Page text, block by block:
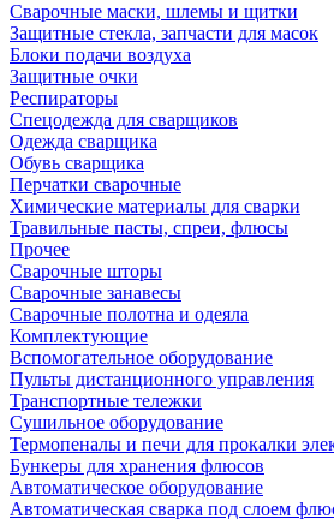
Сварочные маски, шлемы и щитки
Защитные стекла, запчасти для масок
Блоки подачи воздуха
Защитные очки
Респираторы
Спецодежда для сварщиков
Одежда сварщика
Обувь сварщика
Перчатки сварочные
Химические материалы для сварки
Травильные пасты, спреи, флюсы
Прочее
Сварочные шторы
Сварочные занавесы
Сварочные полотна и одеяла
Комплектующие
Вспомогательное оборудование
Пульты дистанционного управления
Транспортные тележки
Сушильное оборудование
Термопеналы и печи для прокалки
Бункеры для хранения флюсов
Автоматическое оборудование
Автоматическая сварка под слоем